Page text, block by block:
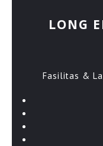
LONG
Fasilitas &